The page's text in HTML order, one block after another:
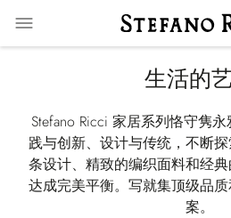
生活的
Stefano Ricci 家居系列恪守隽
践与创新、设计与传统，不断
条设计、精致的编织面料和经
达成完美平衡。写就集顶级品
案。